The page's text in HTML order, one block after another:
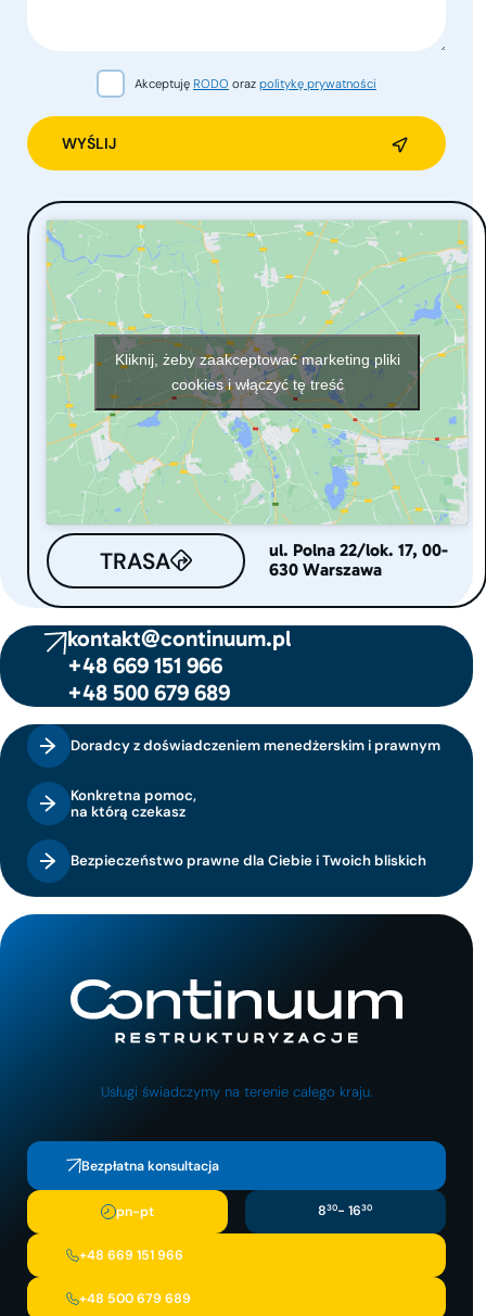
Akceptuję RODO oraz politykę prywatności
Kliknij, żeby zaakceptować marketing pliki
cookies i włączyć tę treść
TRASA
ul. Polna 22/lok. 17, 00-
630 Warszawa
kontakt@continuum.pl
+48 669 151 966
+48 500 679 689
Doradcy z doświadczeniem menedżerskim i prawnym
Konkretna pomoc,
na którą czekasz
Bezpieczeństwo prawne dla Ciebie i Twoich bliskich
Usługi świadczymy na terenie całego kraju.
Bezpłatna konsultacja
pn-pt 830- 1630
+48 669 151 966
+48 500 679 689